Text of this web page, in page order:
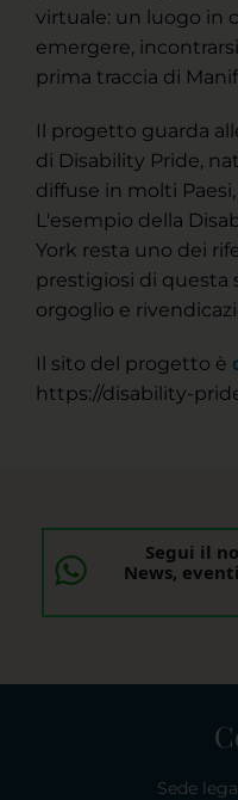
virtuale: un luogo in
emergere,
prima traccia di
Il progetto guarda
di Disability Pride,
diffuse in molti
L'esempio della
York resta uno dei
prestigiosi di questa
orgoglio e
Il sito del progetto è
https://disability-
Segui il
News,
Sede